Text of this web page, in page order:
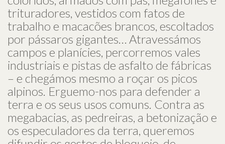
trituradores, vestidos com fatos de
trabalho e macacões brancos, escoltados
por pássaros gigantes… Atravessámos
campos e planícies, percorremos vales
industriais e pistas de asfalto de fábricas
– e chegámos mesmo a roçar os picos
alpinos. Erguemo-nos para defender a
terra e os seus usos comuns. Contra as
megabacias, as pedreiras, a betonização e
os especuladores da terra, queremos